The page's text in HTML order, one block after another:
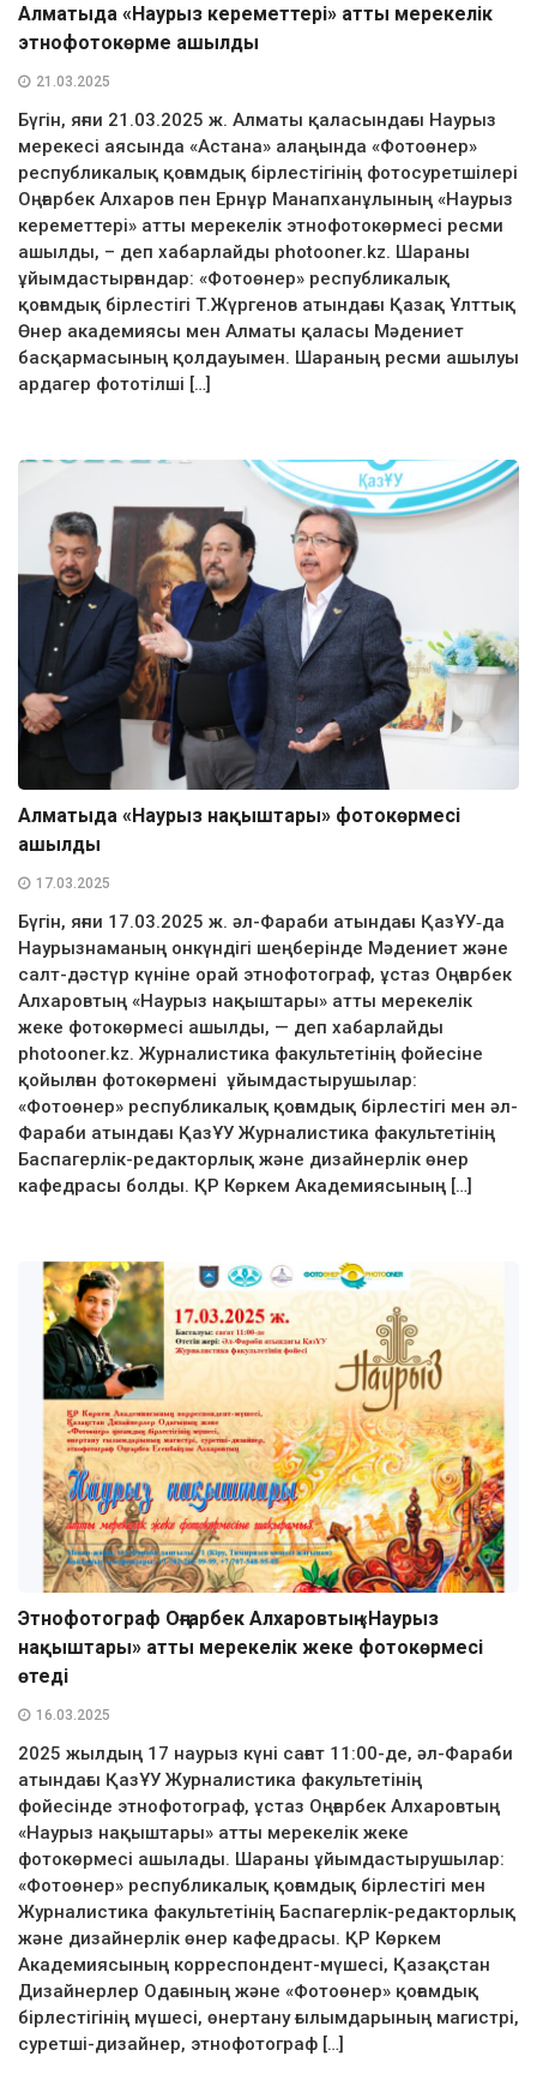
Алматыда «Наурыз кереметтері» атты мерекелік
этнофотокөрме ашылды
21.03.2025
Бүгін, яғни 21.03.2025 ж. Алматы қаласындағы Наурыз
мерекесі аясында «Астана» алаңында «Фотоөнер»
республикалық қоғамдық бірлестігінің фотосуретшілері
Оңғарбек Алхаров пен Ернұр Манапханұлының «Наурыз
кереметтері» атты мерекелік этнофотокөрмесі ресми
ашылды, – деп хабарлайды photooner.kz. Шараны
ұйымдастырғандар: «Фотоөнер» республикалық
қоғамдық бірлестігі Т.Жүргенов атындағы Қазақ Ұлттық
Өнер академиясы мен Алматы қаласы Мәдениет
басқармасының қолдауымен. Шараның ресми ашылуы
ардагер фототілші […]
Алматыда «Наурыз нақыштары» фотокөрмесі
ашылды
17.03.2025
Бүгін, яғни 17.03.2025 ж. әл-Фараби атындағы ҚазҰУ‑да
Наурызнаманың онкүндігі шеңберінде Мәдениет және
салт-дәстүр күніне орай этнофотограф, ұстаз Оңғарбек
Алхаровтың «Наурыз нақыштары» атты мерекелік
жеке фотокөрмесі ашылды, — деп хабарлайды
photooner.kz. Журналистика факультетінің фойесіне
қойылған фотокөрмені ұйымдастырушылар:
«Фотоөнер» республикалық қоғамдық бірлестігі мен әл-
Фараби атындағы ҚазҰУ Журналистика факультетінің
Баспагерлік-редакторлық және дизайнерлік өнер
кафедрасы болды. ҚР Көркем Академиясының […]
Этнофотограф Оңғарбек Алхаровтың «Наурыз
нақыштары» атты мерекелік жеке фотокөрмесі
өтеді
16.03.2025
2025 жылдың 17 наурыз күні сағат 11:00-де, әл-Фараби
атындағы ҚазҰУ Журналистика факультетінің
фойесінде этнофотограф, ұстаз Оңғарбек Алхаровтың
«Наурыз нақыштары» атты мерекелік жеке
фотокөрмесі ашылады. Шараны ұйымдастырушылар:
«Фотоөнер» республикалық қоғамдық бірлестігі мен
Журналистика факультетінің Баспагерлік-редакторлық
және дизайнерлік өнер кафедрасы. ҚР Көркем
Академиясының корреспондент-мүшесі, Қазақстан
Дизайнерлер Одағының және «Фотоөнер» қоғамдық
бірлестігінің мүшесі, өнертану ғылымдарының магистрі,
суретші-дизайнер, этнофотограф […]